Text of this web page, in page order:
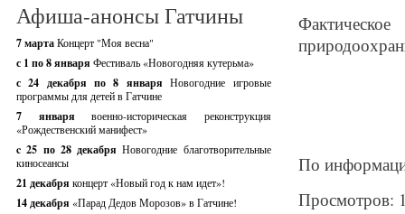
Афиша-анонсы Гатчины
7 мартаКонцерт "Моя весна"
с 1 по 8 января Фестиваль «Новогодняя кутерьма»
с 24 декабря по 8 январяНовогодние игровые
программы для детей в Гатчине
7 январявоенно-историческая реконструкция
«Рождественский манифест»
c 25 по 28 декабряНовогодние благотворительные
киносеансы
21 декабря концерт «Новый год к нам идет»!
14 декабря «Парад Дедов Морозов» в Гатчине!
По
Просмотров: